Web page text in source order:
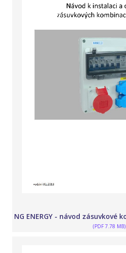
NG ENERGY - návod zásuvkové
(PDF 7.78 MB)